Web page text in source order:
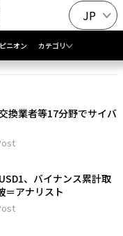
JP
ニオン カテゴリ
換業者等17分野でサイバ
、バイナンス累計取
＝アナリスト